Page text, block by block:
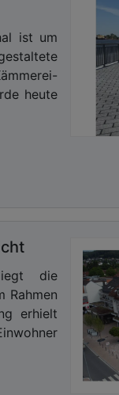
ist um
heute
die
Rahmen
erhielt